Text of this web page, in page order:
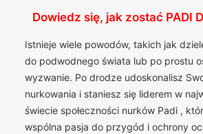
Dowiedz się, jak zostać PADI
Istnieje wiele powodów, takich jak
do podwodnego świata lub po prostu
wyzwanie. Po drodze udoskonalisz
nurkowania i staniesz się liderem w
świecie społeczności nurków Padi ,
wspólna pasja do przygód i ochrony